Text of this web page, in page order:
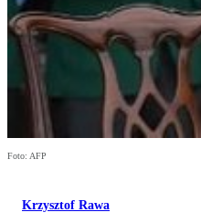
Foto: AFP
Krzysztof Rawa